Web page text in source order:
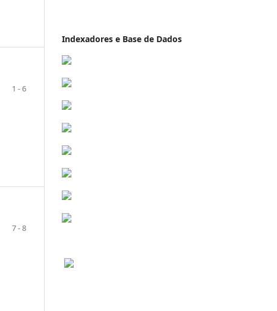
1 - 6
7 - 8
Indexadores e Base de Dados